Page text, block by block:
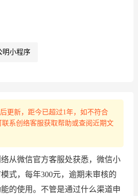
明小程序
更新，距今已超过1年，如不符合
系创络客服获取帮助或查阅近期文
从微信官方客服处获悉，微信小
式，每年300元，逾期未审核的
的使用。不管是通过什么渠道申